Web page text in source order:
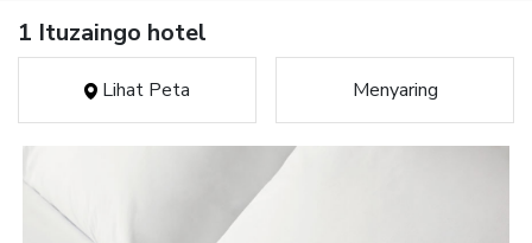
1 Ituzaingo hotel
Lihat Peta Menyaring